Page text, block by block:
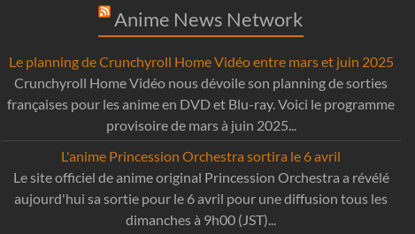
Anime News Network
Le planning de Crunchyroll Home Vidéo entre mars et juin 2025
Crunchyroll Home Vidéo nous dévoile son planning de sorties
françaises pour les anime en DVD et Blu-ray. Voici le programme
provisoire de mars à juin 2025...
L'anime Princession Orchestra sortira le 6 avril
Le site officiel de anime original Princession Orchestra a révélé
aujourd'hui sa sortie pour le 6 avril pour une diffusion tous les
dimanches à 9h00 (JST)...